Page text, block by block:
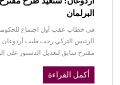
البرلمان
في خطاب عقب أول اجتماع للحكومة
الرئيس التركي رجب طيب أردوغان
مقترح سابق لتعديل الدستور على
أكمل القراءة